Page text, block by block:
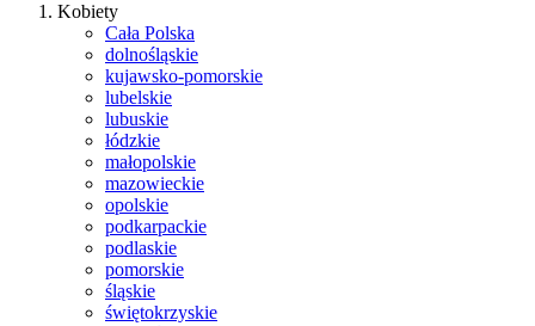
Kobiety
Cała Polska
dolnośląskie
kujawsko-pomorskie
lubelskie
lubuskie
łódzkie
małopolskie
mazowieckie
opolskie
podkarpackie
podlaskie
pomorskie
śląskie
świętokrzyskie